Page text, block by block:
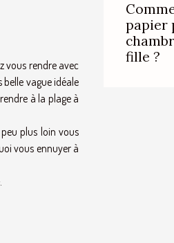
vous rendre avec
vague idéale
à la plage à
plus loin vous
vous ennuyer à
papier
fille ?